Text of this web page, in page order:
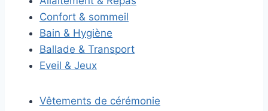
Confort & sommeil
Bain & Hygiène
Ballade & Transport
Eveil & Jeux
Vêtements de cérémonie